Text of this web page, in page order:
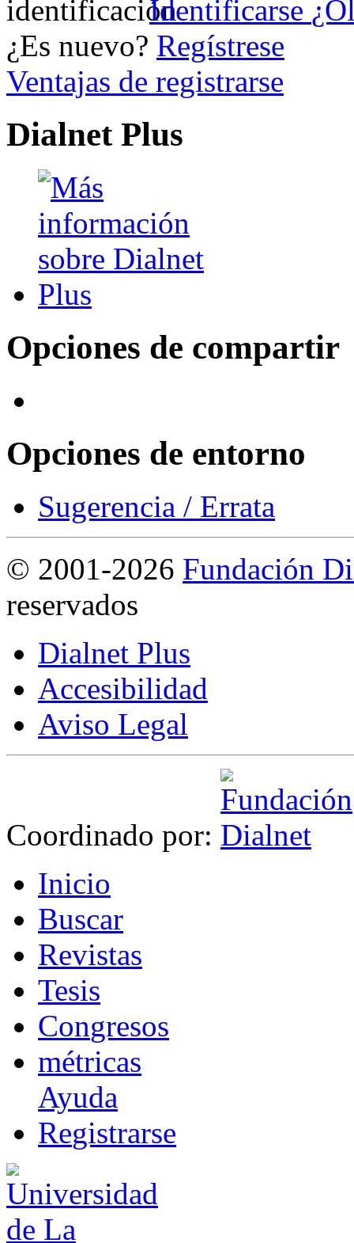
Identificarse
¿Es nuevo? Regístrese
Ventajas de registrarse
Dialnet Plus
Opciones de compartir
Opciones de entorno
Sugerencia / Errata
© 2001-2026 Fundación
reservados
Dialnet Plus
Accesibilidad
Aviso Legal
Coordinado por:
Inicio
Buscar
Revistas
Tesis
Congresos
métricas
Ayuda
Registrarse